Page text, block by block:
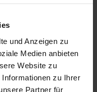
und Anzeigen zu
Medien anbieten
Website zu
zu Ihrer
Partner für